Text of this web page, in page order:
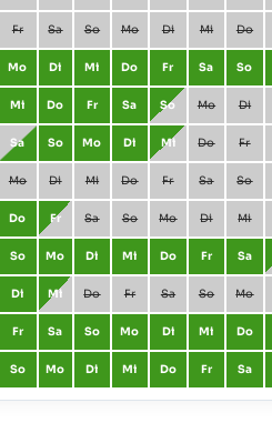
Fr Sa So Mo Di Mi Do
Mo Di Mi Do Fr Sa So
Mi Do Fr Sa So Mo Di
Sa So Mo Di Mi Do Fr
Mo Di Mi Do Fr Sa So
Do Fr Sa So Mo Di Mi
So Mo Di Mi Do Fr Sa
Di Mi Do Fr Sa So Mo
Fr Sa So Mo Di Mi Do
So Mo Di Mi Do Fr Sa